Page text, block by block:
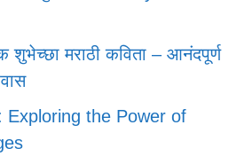
शुभेच्छा मराठी कविता – आनंदपूर्ण
Exploring the Power of